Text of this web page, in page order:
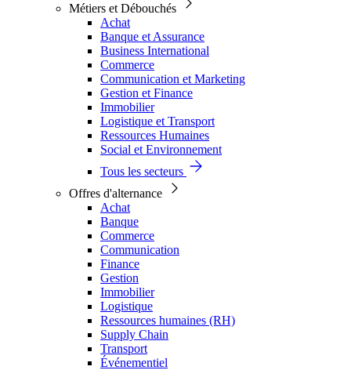
Métiers et Débouchés
Achat
Banque et Assurance
Business International
Commerce
Communication et Marketing
Gestion et Finance
Immobilier
Logistique et Transport
Ressources Humaines
Social et Environnement
Tous les secteurs
Offres d'alternance
Achat
Banque
Commerce
Communication
Finance
Gestion
Immobilier
Logistique
Ressources humaines (RH)
Supply Chain
Transport
Événementiel